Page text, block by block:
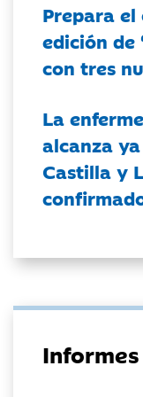
Prepara
edición de
con tres
La
alcanza
Castilla y